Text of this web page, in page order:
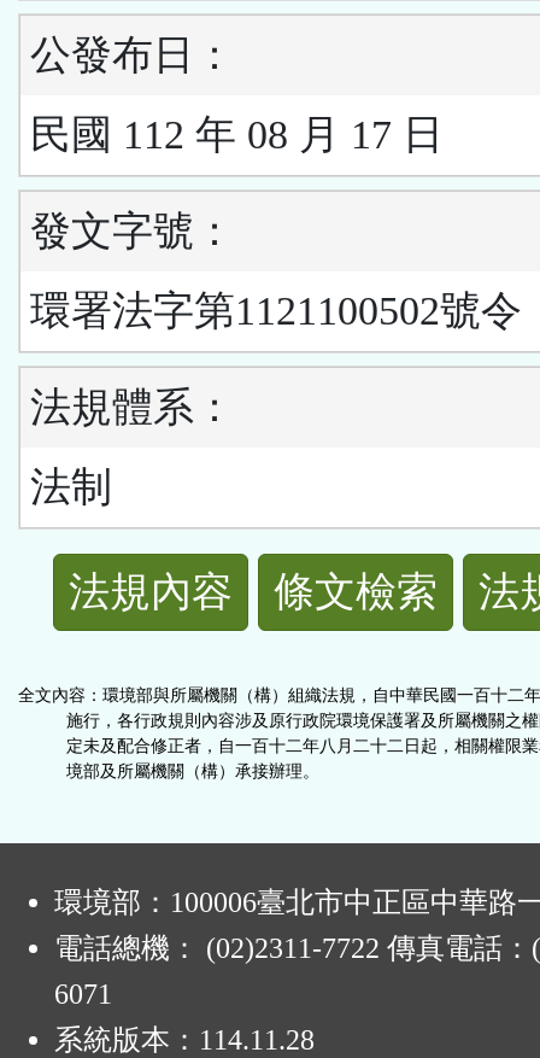
公發布日：
民國 112 年 08 月 17 日
發文字號：
環署法字第1121100502號令
法規體系：
法制
規
功
鈕
區
法規內容 條文檢索 法
全文內容：環境部與所屬機關（構）組織法規，自中華民國一百十二
施行，各行政規則內容涉及原行政院環境保護署及所屬機關之權
定未及配合修正者，自一百十二年八月二十二日起，相關權限業
境部及所屬機關（構）承接辦理。
環境部：100006臺北市中正區中華路
電話總機： (02)2311-7722 傳真電話：
6071
系統版本： 114.11.28